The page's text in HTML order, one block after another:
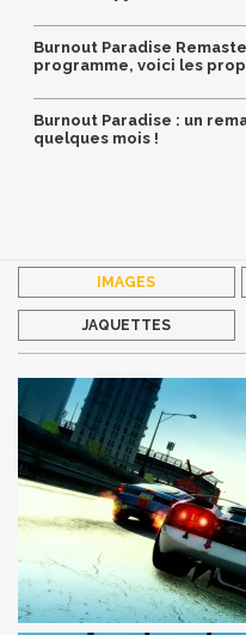
Burnout Paradise
programme, voici les
Burnout Paradise : un
quelques mois !
IMAGES
JAQUETTES